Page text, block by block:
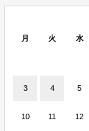
月
火 水
3 4 5
10 11 12